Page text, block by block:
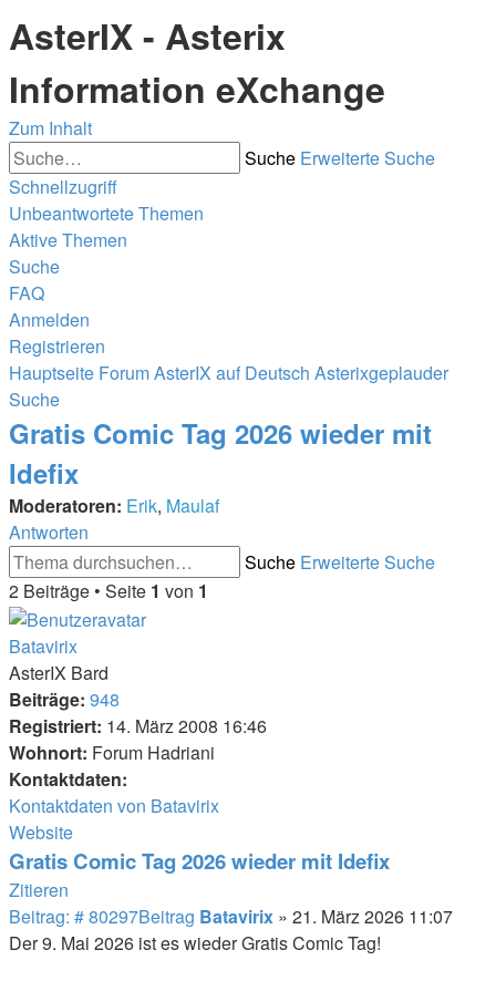
AsterIX - Asterix
Information eXchange
Zum Inhalt
Suche Erweiterte Suche
Schnellzugriff
Unbeantwortete Themen
Aktive Themen
Suche
FAQ
Anmelden
Registrieren
Hauptseite ForumAsterIX auf Deutsch Asterixgeplauder
Suche
Gratis Comic Tag 2026 wieder mit
Idefix
Moderatoren: Erik, Maulaf
Antworten
Suche Erweiterte Suche
2 Beiträge • Seite 1 von 1
Batavirix
AsterIX Bard
Beiträge: 948
Registriert: 14. März 2008 16:46
Wohnort: Forum Hadriani
Kontaktdaten:
Kontaktdaten von Batavirix
Website
Gratis Comic Tag 2026 wieder mit Idefix
Zitieren
Beitrag: # 80297Beitrag Batavirix » 21. März 2026 11:07
Der 9. Mai 2026 ist es wieder Gratis Comic Tag!